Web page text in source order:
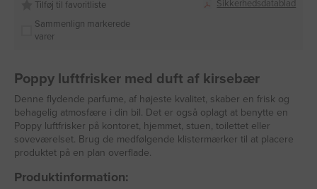
Tilføj til favoritliste
Sammenlign markerede
varer
Sikkerhedsdatablad
Poppy luftfrisker med duft af kirsebær
Denne flydende parfume, af højeste kvalitet, skaber en frisk og
behagelig atmosfære i din bil. Det er også oplagt at benytte en
Poppy luftfrisker på kontoret, hjemmet, stuen, toilettet eller
soveværelset. Brug de medfølgende klistermærker til at placere
produktet på en plan overflade.
Produktinformation: